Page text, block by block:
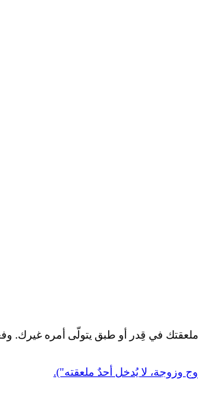
في قِدر أو طبق يتولّى أمره غيرك.
وزوجة، لا يُدخل أحدٌ ملعقته").